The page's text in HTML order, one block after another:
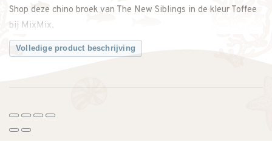
Shop deze chino broek van The New Siblings in de kleur Toffee
bij MixMix,
Volledige product beschrijving